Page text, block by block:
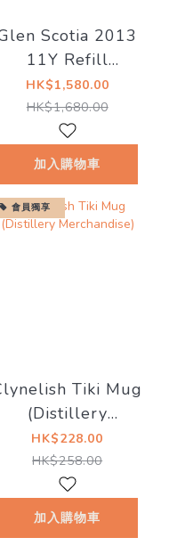
Scotia 2013
11Y Refill
Demerara Rum
Finish 20/329-15
57.0%
HK$1,580.00
HK$1,680.00
加入購物車
會員獨享
Tiki Mug
(Distillery
Merchandise)
HK$228.00
HK$258.00
加入購物車